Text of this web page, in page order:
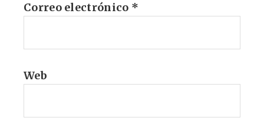
Correo electrónico *
Web